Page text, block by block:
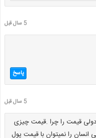
5 سال قبل
پاسخ
5 سال قبل
قیمت را چرا .قیمت چیزی
را نمیتوان با قیمت پول